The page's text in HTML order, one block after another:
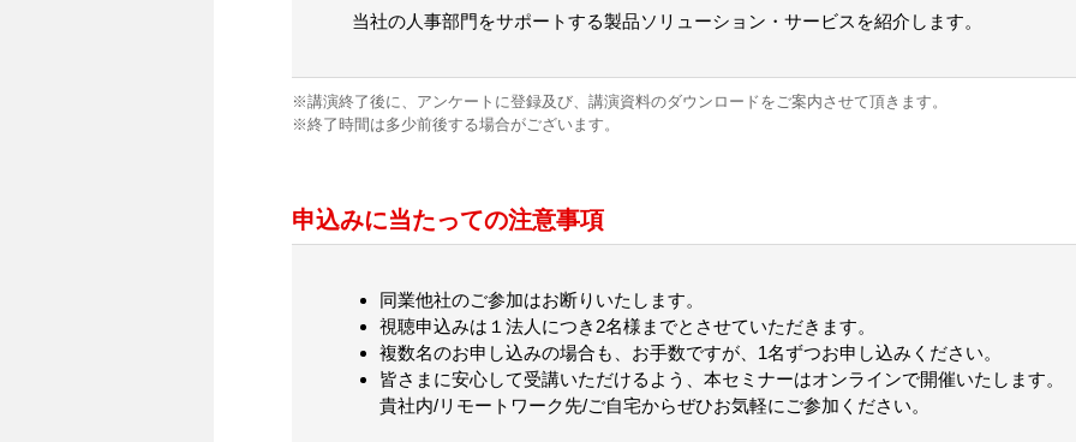
当社の人事部門をサポートする製品ソリューション・サービスを紹介します。
※講演終了後に、アンケートに登録及び、講演資料のダウンロードをご案内させて頂きます。
※終了時間は多少前後する場合がございます。
申込みに当たっての注意事項
同業他社のご参加はお断りいたします。
視聴申込みは１法人につき2名様までとさせていただきます。
複数名のお申し込みの場合も、お手数ですが、1名ずつお申し込みください。
皆さまに安心して受講いただけるよう、本セミナーはオンラインで開催いたします。
貴社内/リモートワーク先/ご自宅からぜひお気軽にご参加ください。